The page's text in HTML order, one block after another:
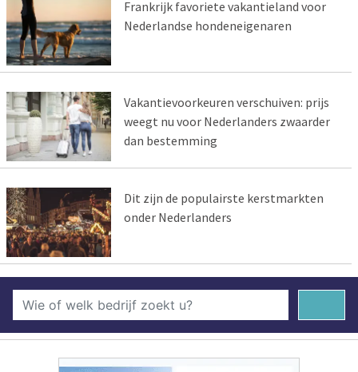
Frankrijk favoriete vakantieland voor
Nederlandse hondeneigenaren
Vakantievoorkeuren verschuiven: prijs
weegt nu voor Nederlanders zwaarder
dan bestemming
Dit zijn de populairste kerstmarkten
onder Nederlanders